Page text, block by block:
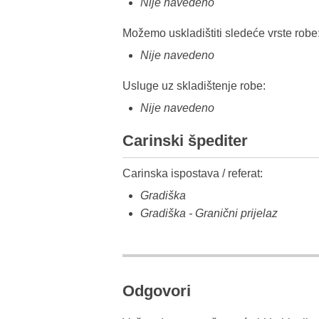
Možemo uskladištiti sledeće vrste
Nije navedeno
Usluge uz skladištenje robe:
Nije navedeno
Carinski špediter
Carinska ispostava / referat:
Gradiška
Gradiška - Granični prijelaz
Odgovori